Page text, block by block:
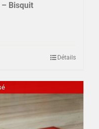
Bisquit
Détails